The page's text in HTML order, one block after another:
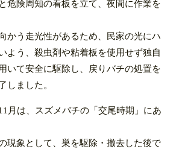
危険周知の看板を立て、夜間に作業を
かう走光性があるため、民家の光にハ
よう、殺虫剤や粘着板を使用せず独自
いて安全に駆除し、戻りバチの処置を
しました。
月は、スズメバチの「交尾時期」にあ
現象として、巣を駆除・撤去した後で